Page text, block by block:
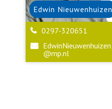
Edwin Nieuwenhuizen
0297-320651
EdwinNieuwenhuizen
@mp.nl